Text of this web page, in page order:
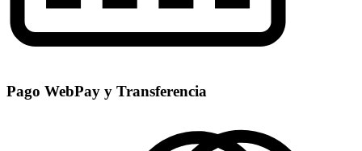
Pago WebPay y Transferencia